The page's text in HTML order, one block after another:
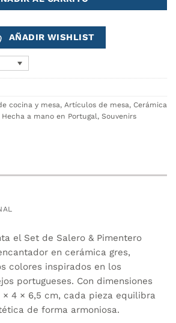
AÑADIR WISHLIST
cocina y mesa, Artículos de mesa, Cerámica
a mano en Portugal, Souvenirs
el Set de Salero & Pimentero
en cerámica gres,
colores inspirados en los
portugueses. Con dimensiones
× 4 × 6,5 cm, cada pieza equilibra
de forma armoniosa.